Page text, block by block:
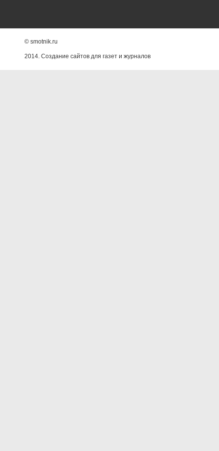
© smotnik.ru
2014. Создание сайтов для газет и журналов